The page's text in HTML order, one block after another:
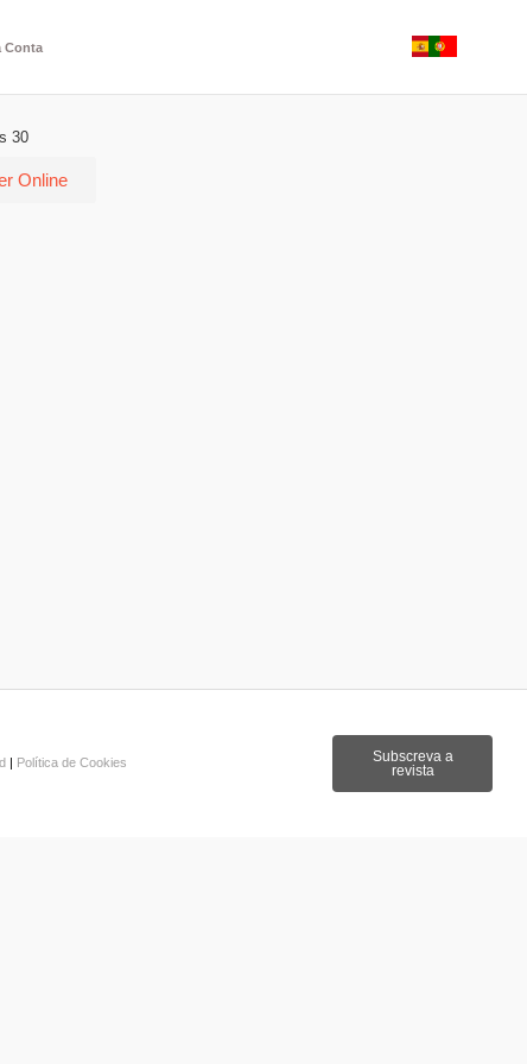
Conta
30
Online
Política de Cookies
Subscreva a
revista